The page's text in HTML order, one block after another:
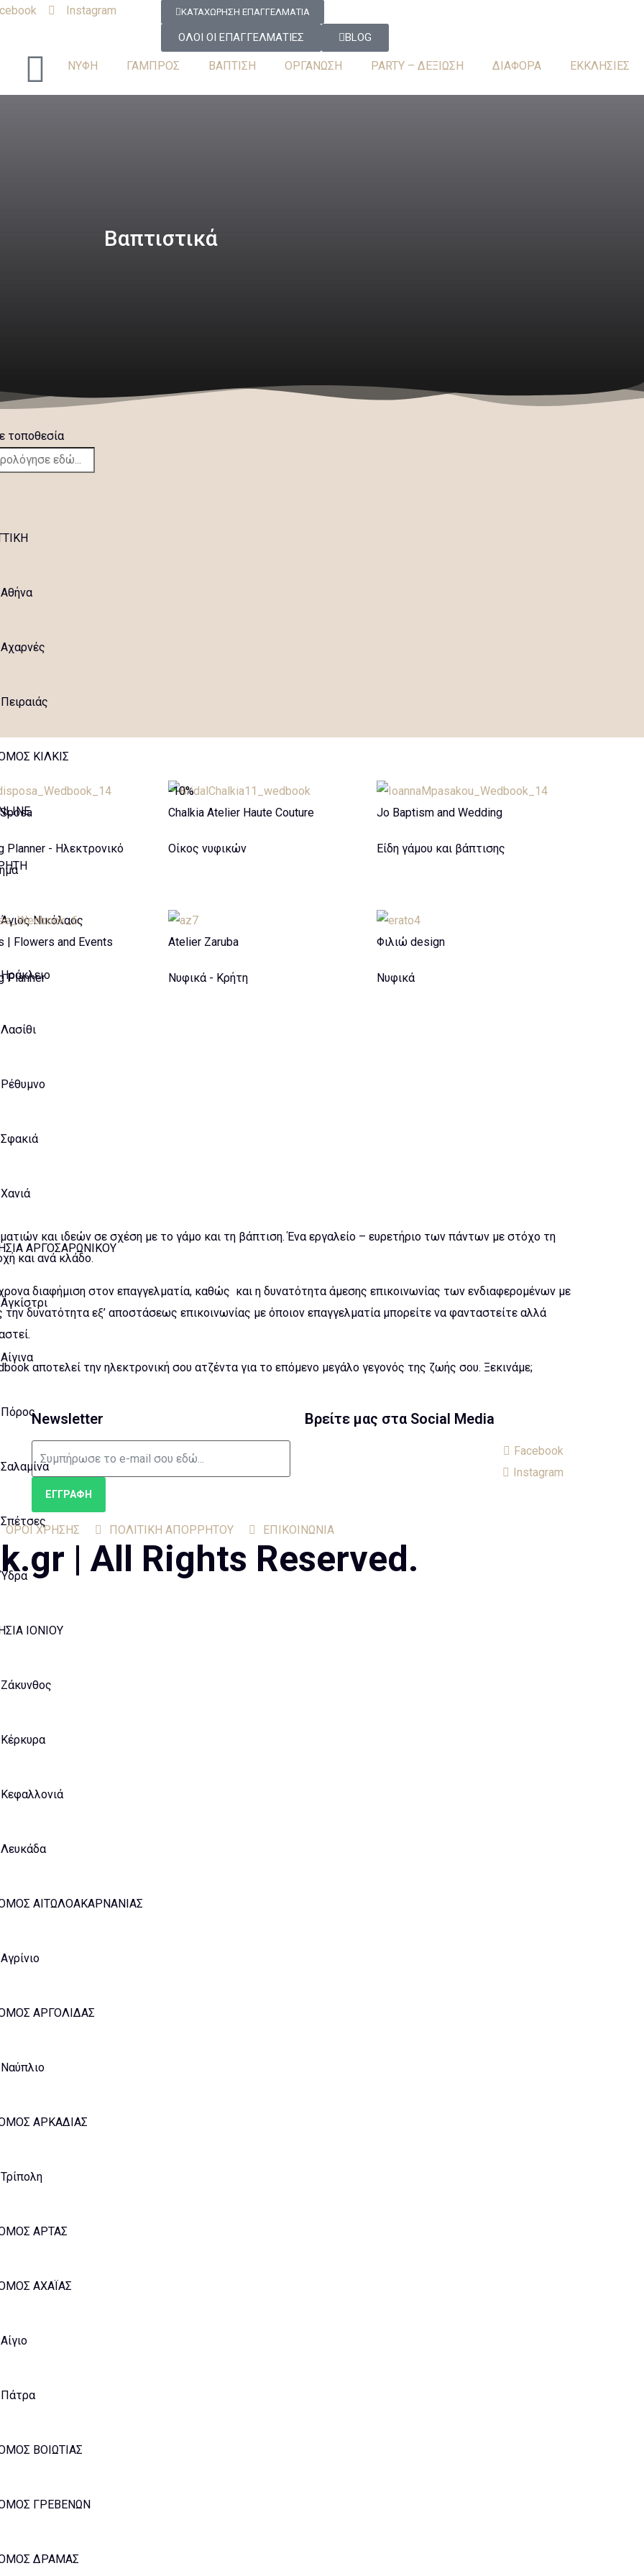
Instagram ΚΑΤΑΧΩΡΗΣΗ ΕΠΑΓΓΕΛΜΑΤΙΑ
ΟΛΟΙ ΟΙ ΕΠΑΓΓΕΛΜΑΤΙΕΣ BLOG
ΝΥΦΗ ΓΑΜΠΡΟΣ ΒΑΠΤΙΣΗ ΟΡΓΑΝΩΣΗ PARTY – ΔΕΞΙΩΣΗ ΔΙΑΦΟΡΑ ΕΚΚΛΗΣΙΕΣ
Βαπτιστικά
τοποθεσία
Αθήνα
Αχαρνές
Πειραιάς
ΚΙΛΚΙΣ
Άγιος Νικόλαος
Ηράκλειο
Λασίθι
Ρέθυμνο
Σφακιά
Χανιά
ΑΡΓΟΣΑΡΩΝΙΚΟΥ
Αγκίστρι
Αίγινα
Πόρος
Σαλαμίνα
Σπέτσες
Ύδρα
ΙΟΝΙΟΥ
Ζάκυνθος
Κέρκυρα
Κεφαλλονιά
Λευκάδα
ΑΙΤΩΛΟΑΚΑΡΝΑΝΙΑΣ
Αγρίνιο
ΑΡΓΟΛΙΔΑΣ
Ναύπλιο
ΑΡΚΑΔΙΑΣ
Τρίπολη
ΑΡΤΑΣ
ΑΧΑΪΑΣ
Αίγιο
Πάτρα
ΒΟΙΩΤΙΑΣ
ΓΡΕΒΕΝΩΝ
ΔΡΑΜΑΣ
Planner - Ηλεκτρονικό
-10%
Chalkia Atelier Haute Couture
Οίκος νυφικών
Jo Baptism and Wedding
Είδη γάμου και βάπτισης
| Flowers and Events
Planner
Atelier Zaruba
Νυφικά - Κρήτη
Φιλιώ design
Νυφικά
και ιδεών σε σχέση με το γάμο και τη βάπτιση. Ένα εργαλείο – ευρετήριο των πάντων με στόχο τη
και ανά κλάδο.
διαφήμιση στον επαγγελματία, καθώς και η δυνατότητα άμεσης επικοινωνίας των ενδιαφερομένων με
δυνατότητα εξ’ αποστάσεως επικοινωνίας με όποιον επαγγελματία μπορείτε να φανταστείτε αλλά
αποτελεί την ηλεκτρονική σου ατζέντα για το επόμενο μεγάλο γεγονός της ζωής σου. Ξεκινάμε;
Newsletter
ΕΓΓΡΑΦΗ
Βρείτε μας στα Social Media
Facebook
Instagram
ΟΡΟΙ ΧΡΗΣΗΣ ΠΟΛΙΤΙΚΗ ΑΠΟΡΡΗΤΟΥ ΕΠΙΚΟΙΝΩΝΙΑ
| All Rights Reserved.